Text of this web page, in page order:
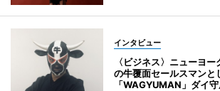
インタビュー
〈ビジネス〉ニューヨ
の牛覆面セールスマンと
「WAGYUMAN」ダイ